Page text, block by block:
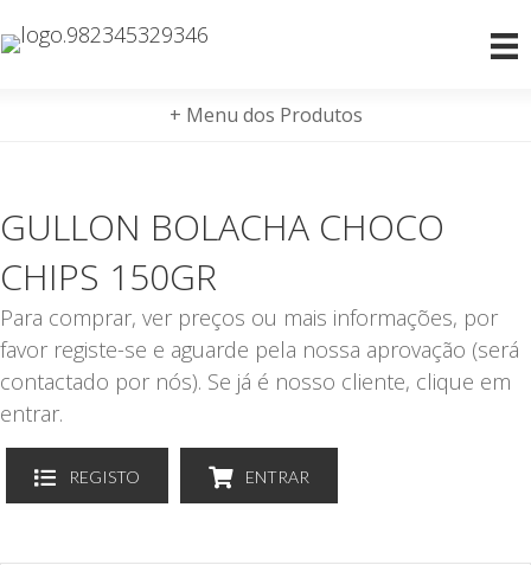
+ Menu dos Produtos
GULLON BOLACHA CHOCO
CHIPS 150GR
Para comprar, ver preços ou mais informações, por
favor registe-se e aguarde pela nossa aprovação (será
contactado por nós). Se já é nosso cliente, clique em
entrar.
REGISTO ENTRAR